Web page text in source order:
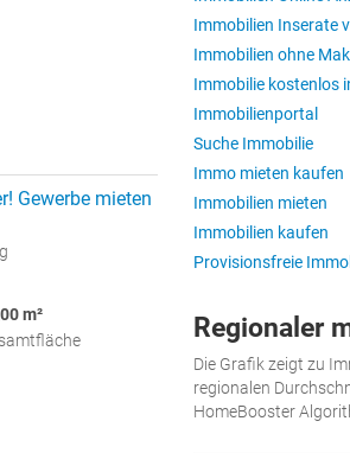
Gewerbe mieten
m²
Immobilien Inserate
Immobilien ohne
Immobilie kostenlos
Immobilienportal
Suche Immobilie
Immo mieten kaufen
Immobilien mieten
Immobilien kaufen
Provisionsfreie
Regionaler
Die Grafik zeigt zu
regionalen
HomeBooster